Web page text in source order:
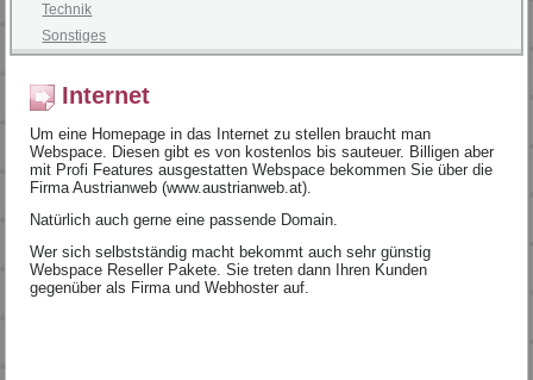
Technik
Sonstiges
Internet
Um eine Homepage in das Internet zu stellen braucht man
Webspace. Diesen gibt es von kostenlos bis sauteuer. Billigen aber
mit Profi Features ausgestatten Webspace bekommen Sie über die
Firma Austrianweb (www.austrianweb.at).
Natürlich auch gerne eine passende Domain.
Wer sich selbstständig macht bekommt auch sehr günstig
Webspace Reseller Pakete. Sie treten dann Ihren Kunden
gegenüber als Firma und Webhoster auf.